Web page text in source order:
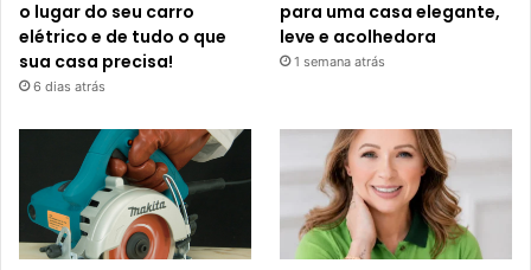
o lugar do seu carro
elétrico e de tudo o que
sua casa precisa!
6 dias atrás
para uma casa elegante,
leve e acolhedora
1 semana atrás